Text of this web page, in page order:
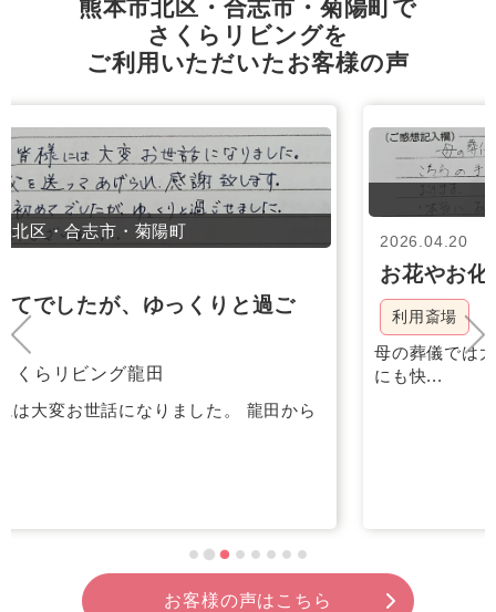
熊本市北区・合志市・菊陽町で
さくらリビングを
ご利用いただいたお客様の声
北区・合志市・菊陽町
2026.04.20
お花やお化粧もセンスが良く満足しています
利用斎場
さくらリビング武蔵ケ丘
母の葬儀では大変お世話になりました。 こちらの手違い
にも快...
お客様の声はこちら